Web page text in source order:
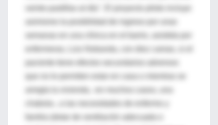
asimismo la posibilidad de ingreso por unas
arregla la vivienda, -en muchos casos, una